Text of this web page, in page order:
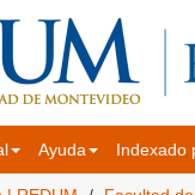
Ayuda Indexado